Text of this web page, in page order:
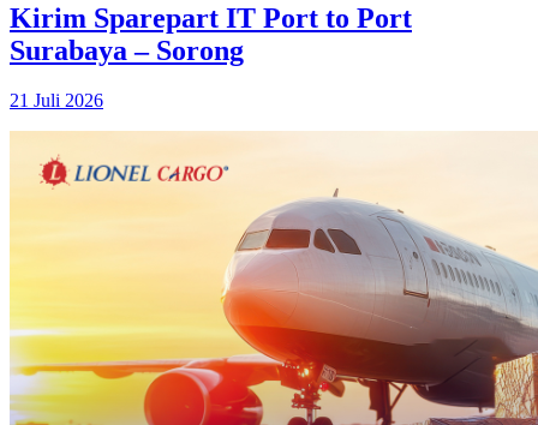
Kirim Sparepart IT Port to Port
Surabaya – Sorong
21 Juli 2026